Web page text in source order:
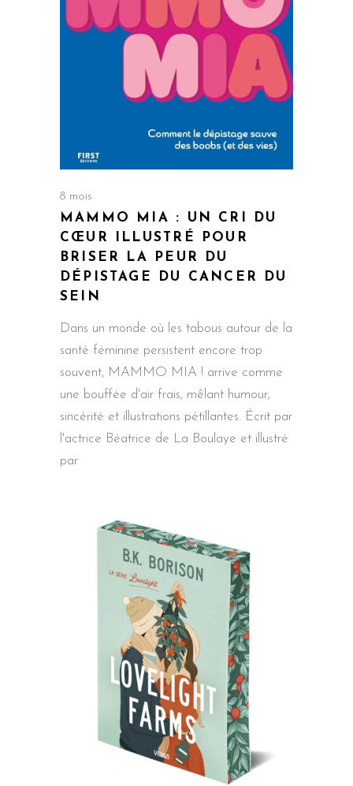
8 mois
MAMMO MIA : UN CRI DU
CŒUR ILLUSTRÉ POUR
BRISER LA PEUR DU
DÉPISTAGE DU CANCER DU
SEIN
Dans un monde où les tabous autour de la
santé féminine persistent encore trop
souvent, MAMMO MIA ! arrive comme
une bouffée d'air frais, mêlant humour,
sincérité et illustrations pétillantes. Écrit par
l'actrice Béatrice de La Boulaye et illustré
par